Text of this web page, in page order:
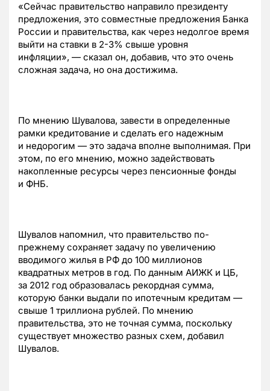
«Сейчас правительство направило президенту
предложения, это совместные предложения Банка
России и правительства, как через недолгое время
выйти на ставки в 2-3% свыше уровня
инфляции», — сказал он, добавив, что это очень
сложная задача, но она достижима.
По мнению Шувалова, завести в определенные
рамки кредитование и сделать его надежным
и недорогим — это задача вполне выполнимая. При
этом, по его мнению, можно задействовать
накопленные ресурсы через пенсионные фонды
и ФНБ.
Шувалов напомнил, что правительство по-
прежнему сохраняет задачу по увеличению
вводимого жилья в РФ до 100 миллионов
квадратных метров в год. По данным АИЖК и ЦБ,
за 2012 год образовалась рекордная сумма,
которую банки выдали по ипотечным кредитам —
свыше 1 триллиона рублей. По мнению
правительства, это не точная сумма, поскольку
существует множество разных схем, добавил
Шувалов.